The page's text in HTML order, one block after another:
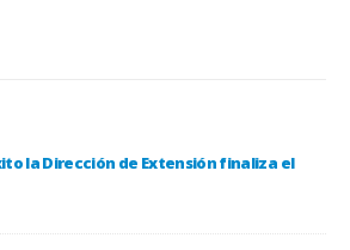
la Dirección de Extensión finaliza el